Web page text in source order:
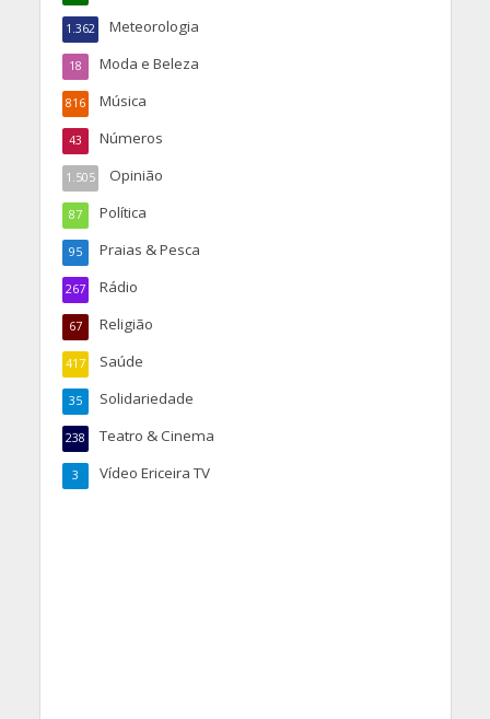
Meteorologia
1.362
Moda e Beleza
18
Música
816
Números
43
Opinião
1.505
Política
87
Praias & Pesca
95
Rádio
267
Religião
67
Saúde
417
Solidariedade
35
Teatro & Cinema
238
Vídeo Ericeira TV
3